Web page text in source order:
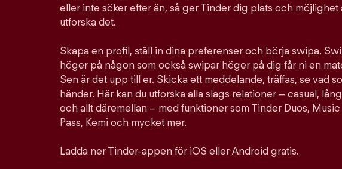
eller inte söker efter än, så ger Tinder dig plats och möjlighet
utforska det.
Skapa en profil, ställ in dina preferenser och börja swipa.
höger på någon som också swipar höger på dig får ni en
Sen är det upp till er. Skicka ett meddelande, träffas, se vad
händer. Här kan du utforska alla slags relationer – casual,
och allt däremellan – med funktioner som Tinder Duos,
Pass, Kemi och mycket mer.
Ladda ner Tinder-appen för iOS eller Android gratis.